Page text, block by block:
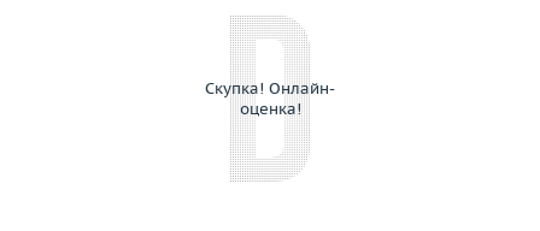
Скупка! Онлайн-
оценка!